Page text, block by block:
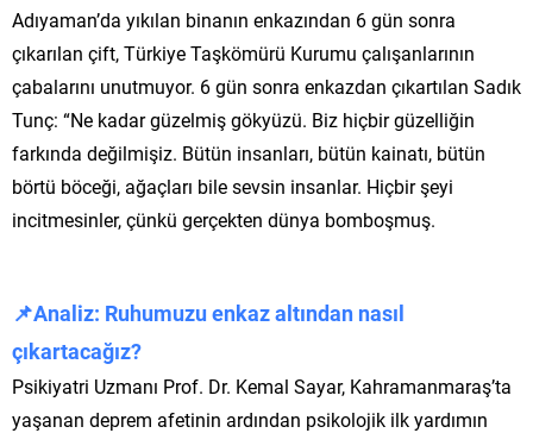
Adıyaman’da yıkılan binanın enkazından 6 gün sonra
çıkarılan çift, Türkiye Taşkömürü Kurumu çalışanlarının
çabalarını unutmuyor. 6 gün sonra enkazdan çıkartılan Sadık
Tunç: “Ne kadar güzelmiş gökyüzü. Biz hiçbir güzelliğin
farkında değilmişiz. Bütün insanları, bütün kainatı, bütün
börtü böceği, ağaçları bile sevsin insanlar. Hiçbir şeyi
incitmesinler, çünkü gerçekten dünya bomboşmuş.
📌Analiz: Ruhumuzu enkaz altından nasıl
çıkartacağız?
Psikiyatri Uzmanı Prof. Dr. Kemal Sayar, Kahramanmaraş’ta
yaşanan deprem afetinin ardından psikolojik ilk yardımın